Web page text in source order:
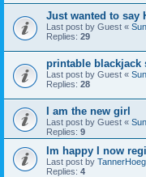
Just wanted to say
Last post by Guest «
Replies: 29
printable blackjack
Last post by Guest «
Replies: 28
I am the new girl
Last post by Guest «
Replies: 9
Im happy I now
Last post by
Replies: 4